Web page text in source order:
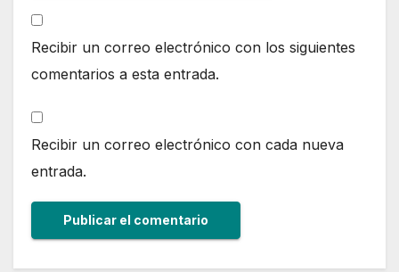
Recibir un correo electrónico con los siguientes
comentarios a esta entrada.
Recibir un correo electrónico con cada nueva
entrada.